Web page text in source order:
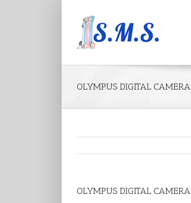
OLYMPUS DIGITAL CAMERA
OLYMPUS DIGITAL CAMERA